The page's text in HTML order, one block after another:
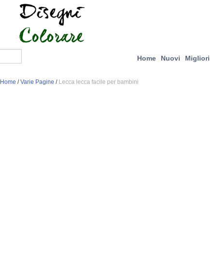
Home Nuovi Migliori
Home /Varie Pagine / Lecca lecca facile per bambini